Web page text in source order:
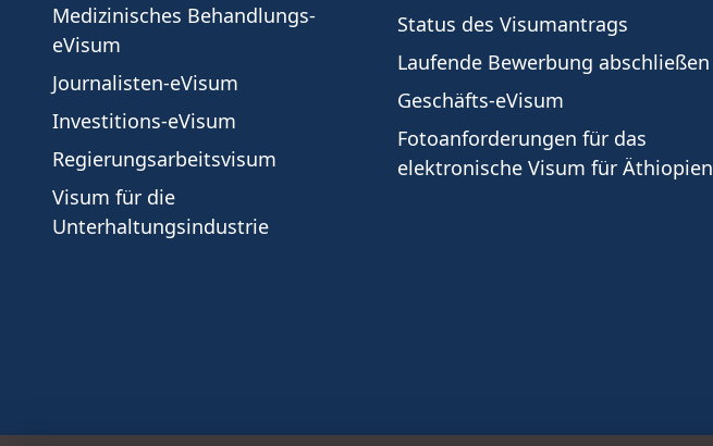
Medizinisches Behandlungs-
eVisum
Journalisten-eVisum
Investitions-eVisum
Regierungsarbeitsvisum
Visum für die
Unterhaltungsindustrie
Status des Visumantrags
Laufende Bewerbung abschließen
Geschäfts-eVisum
Fotoanforderungen für das
elektronische Visum für Äthiopien